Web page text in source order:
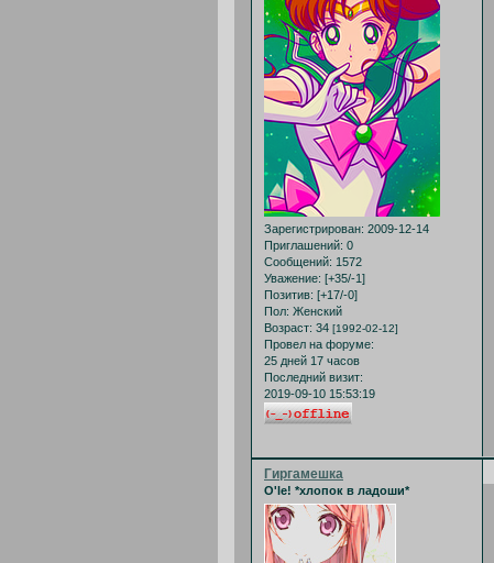
Зарегистрирован: 2009-12-14
Приглашений: 0
Сообщений: 1572
Уважение: [+35/-1]
Позитив: [+17/-0]
Пол: Женский
Возраст: 34 [1992-02-12]
Провел на форуме:
25 дней 17 часов
Последний визит:
2019-09-10 15:53:19
Гиргамешка
O'le! *хлопок в ладоши*